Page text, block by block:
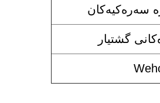
سەرەکیەکان
گشتیار